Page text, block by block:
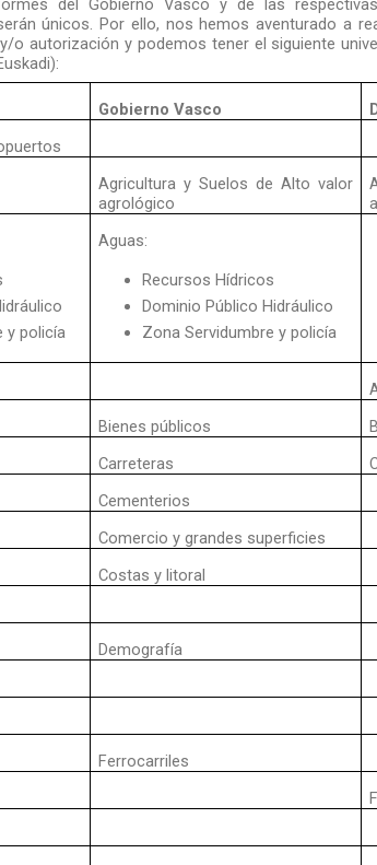
del Gobierno Vasco y de las
únicos. Por ello, nos hemos aventurado a
o autorización y podemos tener el siguiente
Gobierno Vasco
Agricultura y Suelos de Alto valor
agrológico
y policía
Aguas:
Recursos Hídricos
Dominio Público Hidráulico
Zona Servidumbre y policía
Bienes públicos
Carreteras
Cementerios
Comercio y grandes superficies
Costas y litoral
Demografía
Ferrocarriles